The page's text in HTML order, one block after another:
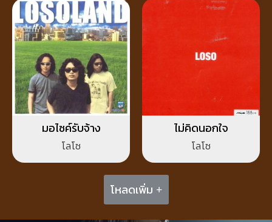
มอไซค์รับจ้าง
โลโซ
ไม่คิดนอกใจ
โลโซ
โหลดเพิ่ม +